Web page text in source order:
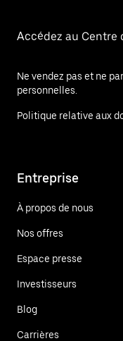
Accédez au Centre
Ne vendez pas et ne
personnelles.
Politique relative aux
Entreprise
À propos de nous
Nos offres
Espace presse
Investisseurs
Blog
Carrières